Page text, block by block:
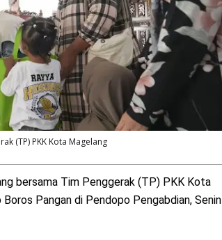
(TP) PKK Kota Magelang
bersama Tim Penggerak (TP) PKK Kota
Pangan di Pendopo Pengabdian, Senin